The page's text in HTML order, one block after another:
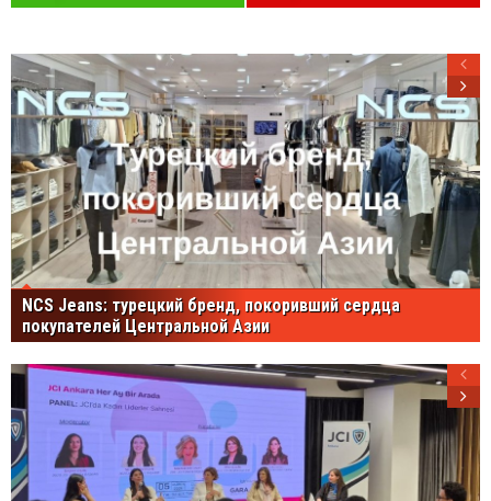
NCS Jeans: турецкий бренд, покоривший сердца
покупателей Центральной Азии